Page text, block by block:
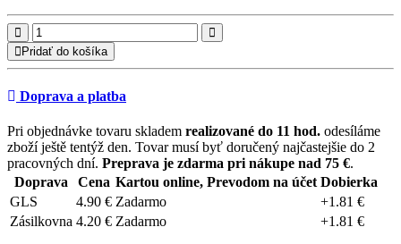
Pridať do košíka
Doprava a platba
Pri objednávke tovaru skladem realizované do 11 hod. odesíláme
zboží ještě tentýž den. Tovar musí byť doručený najčastejšie do 2
pracovných dní. Preprava je zdarma pri nákupe nad 75 €.
Doprava
Cena Kartou online, Prevodom na účet Dobierka
GLS
4.90 € Zadarmo
+1.81 €
Zásilkovna 4.20 € Zadarmo +1.81 €